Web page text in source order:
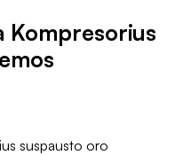
Kompresorius
suspausto oro